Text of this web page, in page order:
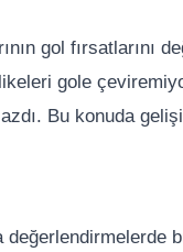
gol fırsatlarını
gole
Bu konuda